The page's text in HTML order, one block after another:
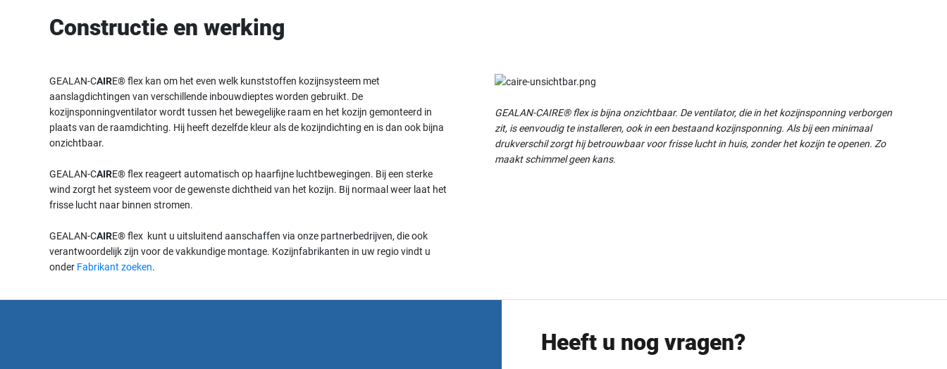
Constructie en werking
GEALAN-CAIRE® flex kan om het even welk kunststoffen kozijnsysteem met
aanslagdichtingen van verschillende inbouwdieptes worden gebruikt. De
kozijnsponningventilator wordt tussen het bewegelijke raam en het kozijn gemonteerd in
plaats van de raamdichting. Hij heeft dezelfde kleur als de kozijndichting en is dan ook bijna
onzichtbaar.
GEALAN-CAIRE® flex reageert automatisch op haarfijne luchtbewegingen. Bij een sterke
wind zorgt het systeem voor de gewenste dichtheid van het kozijn. Bij normaal weer laat het
frisse lucht naar binnen stromen.
GEALAN-CAIRE® flex kunt u uitsluitend aanschaffen via onze partnerbedrijven, die ook
verantwoordelijk zijn voor de vakkundige montage. Kozijnfabrikanten in uw regio vindt u
onder Fabrikant zoeken.
GEALAN-CAIRE® flex is bijna onzichtbaar. De ventilator, die in het kozijnsponning verborgen
zit, is eenvoudig te installeren, ook in een bestaand kozijnsponning. Als bij een minimaal
drukverschil zorgt hij betrouwbaar voor frisse lucht in huis, zonder het kozijn te openen. Zo
maakt schimmel geen kans.
Heeft u nog vragen?